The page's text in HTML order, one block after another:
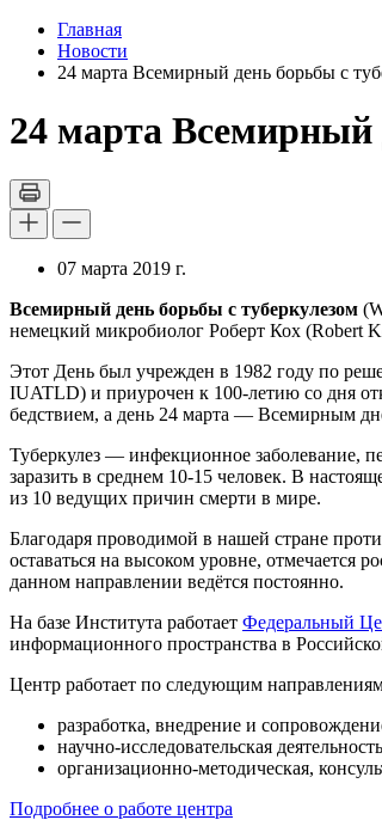
Главная
Новости
24 марта Всемирный день борьбы с
24 марта Всемирный
07 марта 2019 г.
Всемирный день борьбы с туберкулезом
немецкий микробиолог Роберт Кох (Robert
Этот День был учрежден в 1982 году по
IUATLD) и приурочен к 100-летию со дня
бедствием, а день 24 марта — Всемирным
Туберкулез — инфекционное заболевание,
заразить в среднем 10-15 человек. В
из 10 ведущих причин смерти в мире.
Благодаря проводимой в нашей стране
оставаться на высоком уровне, отмечается
данном направлении ведётся постоянно.
На базе Института работает Федеральный
информационного пространства в
Центр работает по следующим
разработка, внедрение и
научно-исследовательская
организационно-методическая,
Подробнее о работе центра